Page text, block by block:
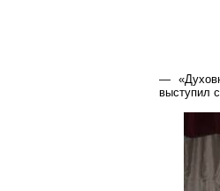
—
выступил